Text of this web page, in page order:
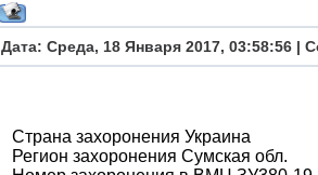
Дата: Среда, 18 Января 2017, 03:58:56 |
Страна захоронения Украина
Регион захоронения Сумская обл.